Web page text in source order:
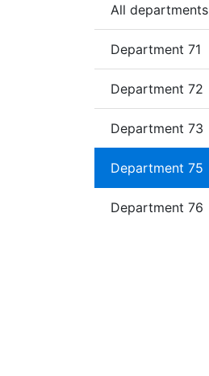
All departments
Department 71
Department 72
Department 73
Department 75
Department 76